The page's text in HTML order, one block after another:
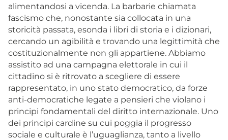
alimentandosi a vicenda. La barbarie chiamata
fascismo che, nonostante sia collocata in una
storicità passata, esonda i libri di storia e i dizionari,
cercando un agibilità e trovando una legittimità che
costituzionalmente non gli appartiene. Abbiamo
assistito ad una campagna elettorale in cui il
cittadino si è ritrovato a scegliere di essere
rappresentato, in uno stato democratico, da forze
anti-democratiche legate a pensieri che violano i
principi fondamentali del diritto internazionale. Uno
dei principi cardine su cui poggia il progresso
sociale e culturale è l’uguaglianza, tanto a livello